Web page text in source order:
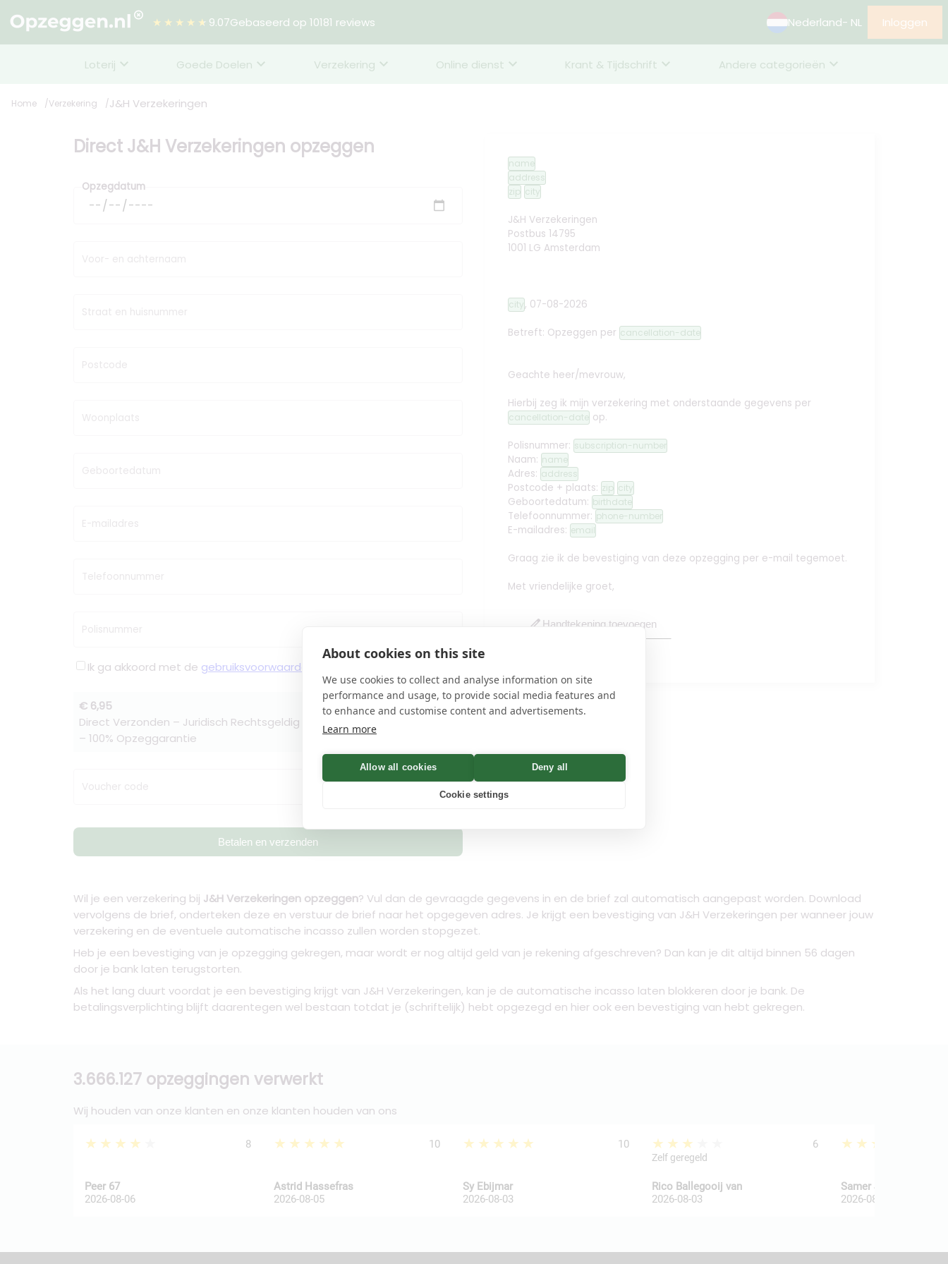
About cookies on this site
We use cookies to collect and analyse information on site
performance and usage, to provide social media features and
to enhance and customise content and advertisements.
Learn more
Allow all cookies Deny all
Cookie settings
★★★★★ 9.07Gebaseerd op 10181 reviews Nederland- NL Inloggen
Loterij Goede Doelen Verzekering Online dienst Krant & Tijdschrift Andere categorieën
Home Verzekering J&H Verzekeringen
Direct J&H Verzekeringen opzeggen
Opzegdatum
Voor- en achternaam
Straat en huisnummer
Postcode
Woonplaats
Geboortedatum
E-mailadres
Telefoonnummer
Polisnummer
Ik ga akkoord met de gebruiksvoorwaarden
€ 6,95
Direct Verzonden – Juridisch Rechtsgeldig – Bevestiging binnen Minuten
– 100% Opzeggarantie
Voucher code
Betalen en verzenden
name
address
zip city
J&H Verzekeringen
Postbus 14795
1001 LG Amsterdam
city, 07-08-2026
Betreft: Opzeggen per cancellation-date
Geachte heer/mevrouw,
Hierbij zeg ik mijn verzekering met onderstaande gegevens per
cancellation-date op.
Polisnummer: subscription-number
Naam: name
Adres: address
Postcode + plaats: zip city
Geboortedatum: birthdate
Telefoonnummer: phone-number
E-mailadres: email
Graag zie ik de bevestiging van deze opzegging per e-mail tegemoet.
Met vriendelijke groet,
edit Handtekening toevoegen
Wil je een verzekering bij J&H Verzekeringen opzeggen? Vul dan de gevraagde gegevens in en de brief zal automatisch aangepast worden. Download
vervolgens de brief, onderteken deze en verstuur de brief naar het opgegeven adres. Je krijgt een bevestiging van J&H Verzekeringen per wanneer jouw
verzekering en de eventuele automatische incasso zullen worden stopgezet.
Heb je een bevestiging van je opzegging gekregen, maar wordt er nog altijd geld van je rekening afgeschreven? Dan kan je dit altijd binnen 56 dagen
door je bank laten terugstorten.
Als het lang duurt voordat je een bevestiging krijgt van J&H Verzekeringen, kan je de automatische incasso laten blokkeren door je bank. De
betalingsverplichting blijft daarentegen wel bestaan totdat je (schriftelijk) hebt opgezegd en hier ook een bevestiging van hebt gekregen.
3.666.127 opzeggingen verwerkt
Wij houden van onze klanten en onze klanten houden van ons
★★★★★ 8
Peer 67
2026-08-06
★★★★★ 10
Astrid Hassefras
2026-08-05
★★★★★ 10
Sy Ebijmar
2026-08-03
★★★★★ 6
Zelf geregeld
Rico Ballegooij van
2026-08-03
★★★★★
Samer Jatl
2026-08-03